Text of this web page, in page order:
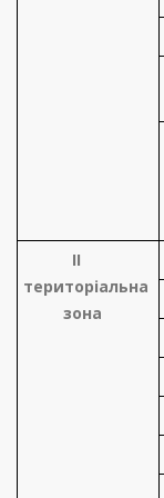
II
територіальна
зона